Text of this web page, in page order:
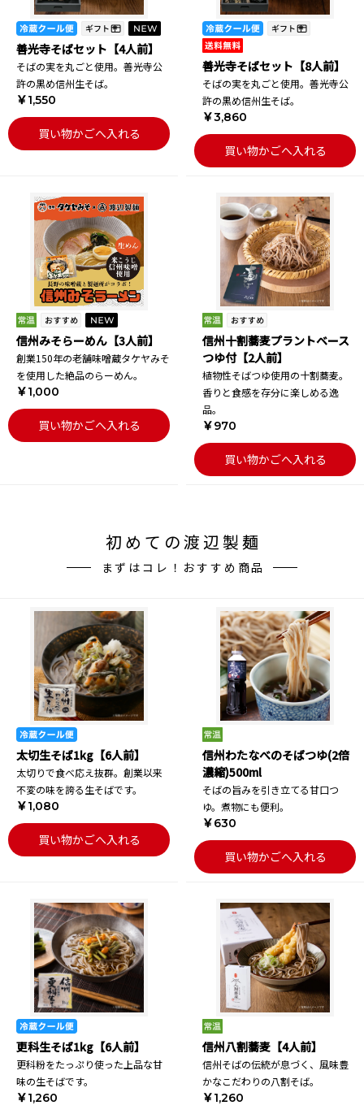
善光寺そばセット【4人前】
そばの実を丸ごと使用。善光寺公
許の黒め信州生そば。
￥1,550
買い物かごへ入れる
善光寺そばセット【8人前】
そばの実を丸ごと使用。善光寺公
許の黒め信州生そば。
￥3,860
買い物かごへ入れる
信州みそらーめん【3人前】
創業150年の老舗味噌蔵タケヤみそ
を使用した絶品のらーめん。
￥1,000
買い物かごへ入れる
信州十割蕎麦プラントベース
つゆ付【2人前】
植物性そばつゆ使用の十割蕎麦。
香りと食感を存分に楽しめる逸
品。
￥970
買い物かごへ入れる
初めての渡辺製麺
まずはコレ！おすすめ商品
太切生そば1kg【6人前】
太切りで食べ応え抜群。創業以来
不変の味を誇る生そばです。
￥1,080
買い物かごへ入れる
信州わたなべのそばつゆ(2倍
濃縮)500ml
そばの旨みを引き立てる甘口つ
ゆ。煮物にも便利。
￥630
買い物かごへ入れる
更科生そば1kg【6人前】
更科粉をたっぷり使った上品な甘
味の生そばです。
￥1,260
信州八割蕎麦【4人前】
信州そばの伝統が息づく、風味豊
かなこだわりの八割そば。
￥1,260